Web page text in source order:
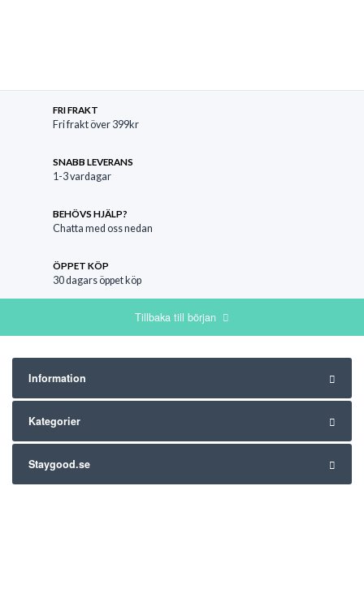
FRI FRAKT
Fri frakt över 399kr
SNABB LEVERANS
1-3 vardagar
BEHÖVS HJÄLP?
Chatta med oss nedan
ÖPPET KÖP
30 dagars öppet köp
Tillbaka till början
Information
Kategorier
Staygood.se